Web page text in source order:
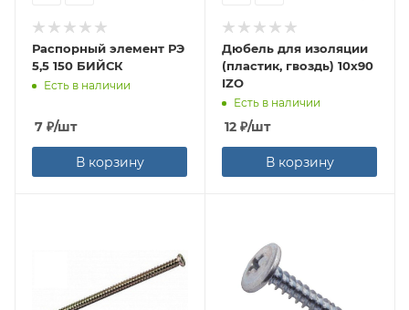
Распорный элемент РЭ
5,5 150 БИЙСК
Есть в наличии
7 ₽/шт
В корзину
Дюбель для изоляции
(пластик, гвоздь) 10х90
IZO
Есть в наличии
12 ₽/шт
В корзину